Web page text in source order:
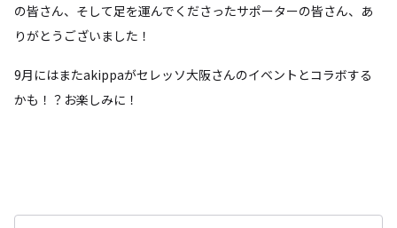
の皆さん、そして足を運んでくださったサポーターの皆さん、あ
りがとうございました！
9月にはまたakippaがセレッソ大阪さんのイベントとコラボする
かも！？お楽しみに！